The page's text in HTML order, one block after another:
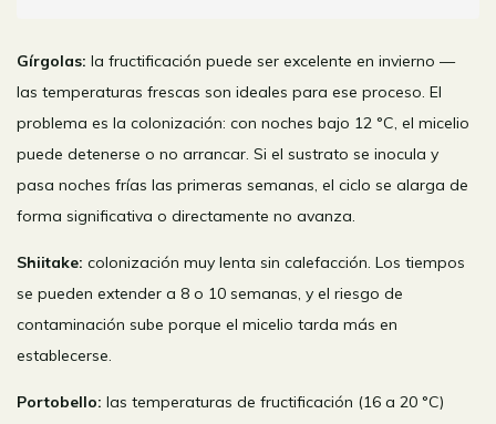
Gírgolas: la fructificación puede ser excelente en invierno —
las temperaturas frescas son ideales para ese proceso. El
problema es la colonización: con noches bajo 12 °C, el micelio
puede detenerse o no arrancar. Si el sustrato se inocula y
pasa noches frías las primeras semanas, el ciclo se alarga de
forma significativa o directamente no avanza.
Shiitake: colonización muy lenta sin calefacción. Los tiempos
se pueden extender a 8 o 10 semanas, y el riesgo de
contaminación sube porque el micelio tarda más en
establecerse.
Portobello: las temperaturas de fructificación (16 a 20 °C)